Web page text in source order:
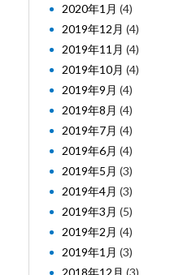
2020年1月 (4)
2019年12月 (4)
2019年11月 (4)
2019年10月 (4)
2019年9月 (4)
2019年8月 (4)
2019年7月 (4)
2019年6月 (4)
2019年5月 (3)
2019年4月 (3)
2019年3月 (5)
2019年2月 (4)
2019年1月 (3)
2018年12月 (3)